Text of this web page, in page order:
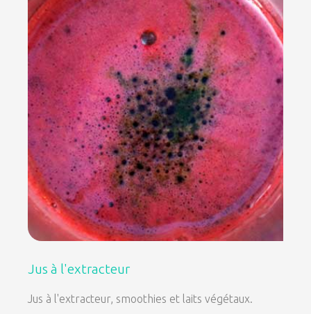
Jus à l'extracteur
Jus à l'extracteur, smoothies et laits végétaux.